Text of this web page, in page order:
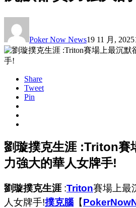
Poker Now News19 11 月, 2025
Share
Tweet
Pin
劉璇撲克生涯 :Triton賽
力強大的華人女牌手!
劉璇撲克生涯 :Triton賽場上最
人女牌手!撲克腦 【